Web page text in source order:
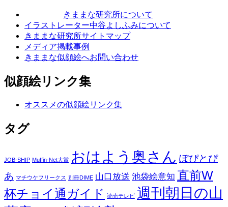
きままな研究所について
イラストレーター中谷よしふみについて
きままな研究所サイトマップ
メディア掲載事例
きままな似顔絵へお問い合わせ
似顔絵リンク集
オススメの似顔絵リンク集
タグ
JOB-SHIP Muffin-Net大賞 おはよう奥さん ぽぴとぴ
あ マチウケフリークス 別冊DIME 山口放送 池袋絵意知 直前W
杯チョイ通ガイド
読売テレビ 週刊朝日の山